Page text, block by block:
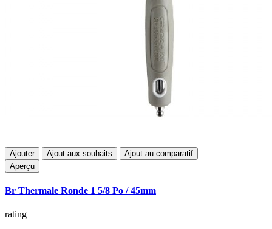
Ajouter Ajout aux souhaits
Ajout au comparatif
Aperçu
Br Thermale Ronde 1 5/8 Po / 45mm
rating